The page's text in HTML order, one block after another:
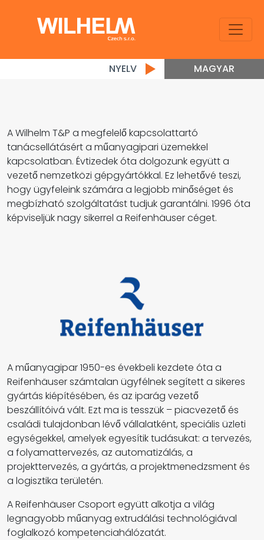
NYELV MAGYAR
A Wilhelm T&P a megfelelő kapcsolattartó
tanácsellátásért a műanyagipari üzemekkel
kapcsolatban. Évtizedek óta dolgozunk együtt a
vezető nemzetközi gépgyártókkal. Ez lehetővé teszi,
hogy ügyfeleink számára a legjobb minőséget és
megbízható szolgáltatást tudjuk garantálni. 1996 óta
képviseljük nagy sikerrel a Reifenhäuser céget.
A műanyagipar 1950-es évekbeli kezdete óta a
Reifenhäuser számtalan ügyfélnek segített a sikeres
gyártás kiépítésében, és az iparág vezető
beszállítóivá vált. Ezt ma is tesszük – piacvezető és
családi tulajdonban lévő vállalatként, speciális üzleti
egységekkel, amelyek egyesítik tudásukat: a tervezés,
a folyamattervezés, az automatizálás, a
projekttervezés, a gyártás, a projektmenedzsment és
a logisztika területén.
A Reifenhäuser Csoport együtt alkotja a világ
legnagyobb műanyag extrudálási technológiával
foglalkozó kompetenciahálózatát.